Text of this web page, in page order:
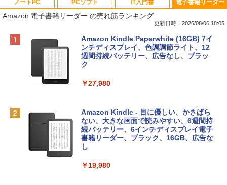
ノートPC
Apple 2026 MacBook Neo A18 Proチッ
プ搭載13インチノートブック：AIとAppl
e Intelligenceのために設計、Liquid Ret
inaディスプレイ、8GBユニファイドメモ
eTime HDカメラ、Touch ID - インディ
￥137,800
tomtoc 360°保護 15.6 16インチ パソコ
ンケース Dell NEC Lavie ASUS HP dyna
PCソフト
Robloxギフトカード - 800 Robux 【限
定バーチャルアイテムを含む】 【オンラ
インゲームコード】 ロブロックス | オン
ラインコード版
￥1,300
Microsoft Office Home & Business 202
4(最新 永続版)|オンラインコード版|Wind
ows11、10/mac対応|PC2台
￥39,582
IT入門書
生成AIパスポート公式テキスト 第４版
￥1,766
出す プロンプトの言葉 AI画像生成シリー
ズ (はぴーイラストLabo)
￥480
ClaudeCode いちばんやさしい 教科書:
電子書籍リーダー
Amazon 電子書籍リーダー の売れ筋ランキング
更新日時：2026/08/06 18:05
Amazon Kindle Paperwhite (16GB) 7イ
ンチディスプレイ、色調調節ライト、12
週間持続バッテリー、広告なし、ブラッ
ク
￥27,980
Amazon Kindle - 目に優しい、かさばら
ない、大きな画面で読みやすい、6週間持
続バッテリー、6インチディスプレイ電子
書籍リーダー、ブラック、16GB、広告な
し
￥19,980